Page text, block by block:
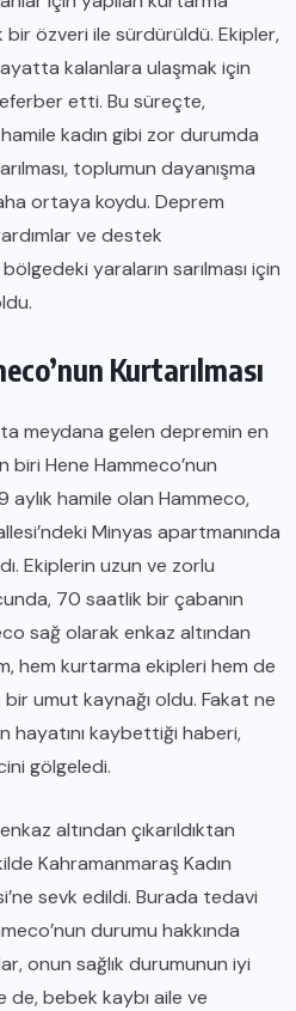
bir özveri ile sürdürüldü. Ekipler,
kalanlara ulaşmak için
etti. Bu süreçte,
kadın gibi zor durumda
toplumun dayanışma
ortaya koydu. Deprem
ve destek
yaraların sarılması için
Kurtarılması
meydana gelen depremin en
biri Hene Hammeco’nun
aylık hamile olan Hammeco,
Minyas apartmanında
Ekiplerin uzun ve zorlu
70 saatlik bir çabanın
sağ olarak enkaz altından
hem kurtarma ekipleri hem de
umut kaynağı oldu. Fakat ne
hayatını kaybettiği haberi,
gölgeledi.
altından çıkarıldıktan
Kahramanmaraş Kadın
sevk edildi. Burada tedavi
durumu hakkında
onun sağlık durumunun iyi
bebek kaybı aile ve